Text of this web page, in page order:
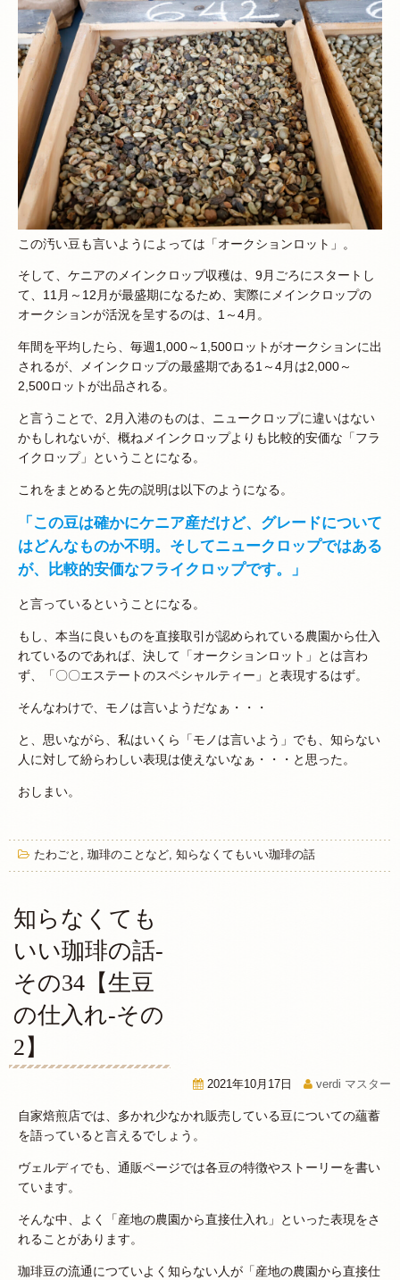
この汚い豆も言いようによっては「オークションロット」。
そして、ケニアのメインクロップ収穫は、9月ごろにスタートし
て、11月～12月が最盛期になるため、実際にメインクロップの
オークションが活況を呈するのは、1～4月。
年間を平均したら、毎週1,000～1,500ロットがオークションに出
されるが、メインクロップの最盛期である1～4月は2,000～
2,500ロットが出品される。
と言うことで、2月入港のものは、ニュークロップに違いはない
かもしれないが、概ねメインクロップよりも比較的安価な「フラ
イクロップ」ということになる。
これをまとめると先の説明は以下のようになる。
「この豆は確かにケニア産だけど、グレードについて
はどんなものか不明。そしてニュークロップではある
が、比較的安価なフライクロップです。」
と言っているということになる。
もし、本当に良いものを直接取引が認められている農園から仕入
れているのであれば、決して「オークションロット」とは言わ
ず、「〇〇エステートのスペシャルティー」と表現するはず。
そんなわけで、モノは言いようだなぁ・・・
と、思いながら、私はいくら「モノは言いよう」でも、知らない
人に対して紛らわしい表現は使えないなぁ・・・と思った。
おしまい。
たわごと , 珈琲のことなど, 知らなくてもいい珈琲の話
知らなくても
いい珈琲の話-
その34【生豆
の仕入れ-その
2】
2021年10月17日 verdi マスター
自家焙煎店では、多かれ少なかれ販売している豆についての蘊蓄
を語っていると言えるでしょう。
ヴェルディでも、通販ページでは各豆の特徴やストーリーを書い
ています。
そんな中、よく「産地の農園から直接仕入れ」といった表現をさ
れることがあります。
珈琲豆の流通につていよく知らない人が「産地の農園から直接仕